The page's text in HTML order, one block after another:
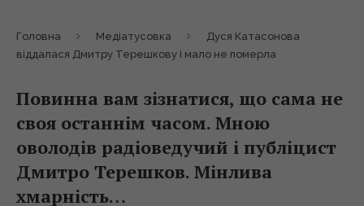
Головна Медіатусовка
Дуся Катасонова
віддалася Дмитру Терешкову і мало не померла
Повинна вам зізнатися, що сама не
своя останнім часом. Мною
оволодів радіоведучий і публіцист
Дмитро Терешков. Мінлива
хмарність…